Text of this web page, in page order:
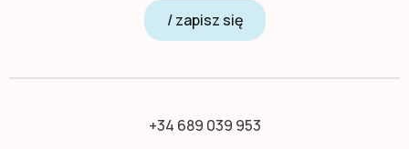
/ zapisz się
+34 689 039 953